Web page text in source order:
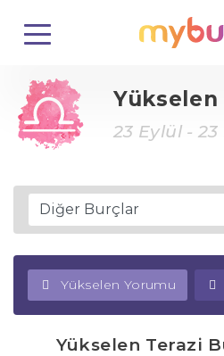
23 Eylül -
Yükselen Yorumu
Yükselen Terazi